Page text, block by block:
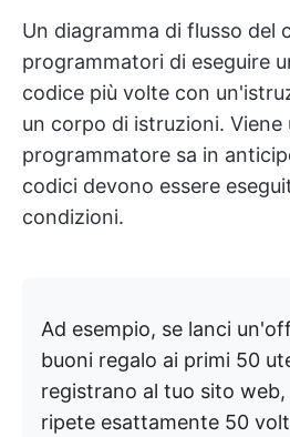
Un diagramma di flusso del
programmatori di eseguire
codice più volte con
un corpo di istruzioni.
programmatore sa in
codici devono essere
condizioni.
Ad esempio, se lanci
buoni regalo ai primi 50
registrano al tuo sito
ripete esattamente 50